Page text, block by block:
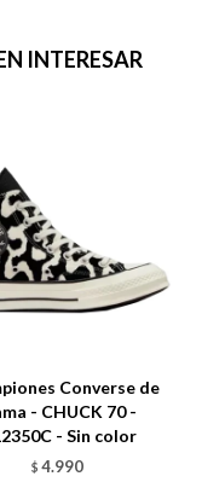
INTERESAR
Converse de
- CHUCK 70 -
- Sin color
$ 4.990